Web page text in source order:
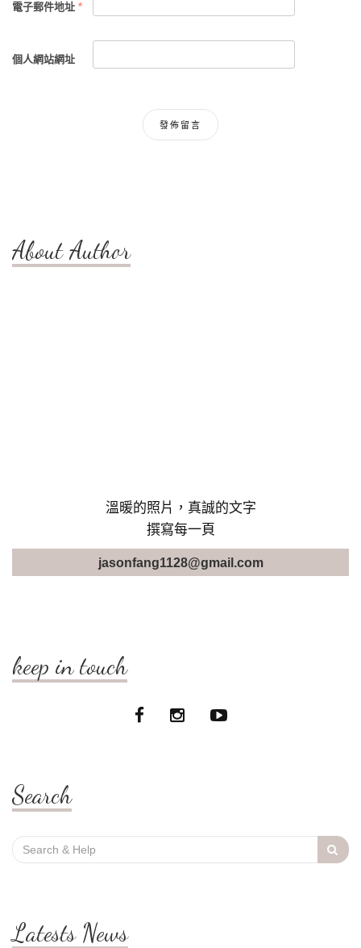
電子郵件地址 *
個人網站網址
About Author
溫暖的照片，真誠的文字
撰寫每一頁
jasonfang1128@gmail.com
keep in touch
Search
Search
for:
Latests News